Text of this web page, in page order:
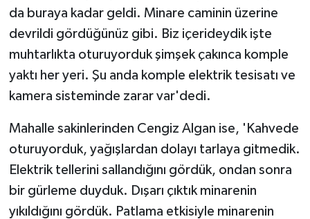
da buraya kadar geldi. Minare caminin üzerine
devrildi gördüğünüz gibi. Biz içerideydik işte
muhtarlıkta oturuyorduk şimşek çakınca komple
yaktı her yeri. Şu anda komple elektrik tesisatı ve
kamera sisteminde zarar var'dedi.
Mahalle sakinlerinden Cengiz Algan ise, 'Kahvede
oturuyorduk, yağışlardan dolayı tarlaya gitmedik.
Elektrik tellerini sallandığını gördük, ondan sonra
bir gürleme duyduk. Dışarı çıktık minarenin
yıkıldığını gördük. Patlama etkisiyle minarenin